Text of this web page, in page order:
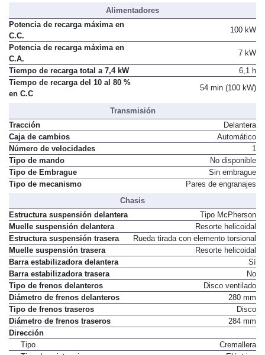
Alimentadores
Potencia de recarga máxima en
C.C.
100 kW
Potencia de recarga máxima en
C.A.
7 kW
Tiempo de recarga total a 7,4 kW
6,1 h
Tiempo de recarga del 10 al 80 %
en C.C
54 min (100 kW)
Transmisión
Tracción
Delantera
Caja de cambios
Automático
Número de velocidades
1
Tipo de mando
No disponible
Tipo de Embrague
Sin embrague
Tipo de mecanismo
Pares de engranajes
Chasis
Estructura suspensión delantera
Tipo McPherson
Muelle suspensión delantera
Resorte helicoidal
Estructura suspensión trasera
Rueda tirada con elemento torsional
Muelle suspensión trasera
Resorte helicoidal
Barra estabilizadora delantera
Sí
Barra estabilizadora trasera
No
Tipo de frenos delanteros
Disco ventilado
Diámetro de frenos delanteros
280 mm
Tipo de frenos traseros
Disco
Diámetro de frenos traseros
284 mm
Dirección
Tipo
Cremallera